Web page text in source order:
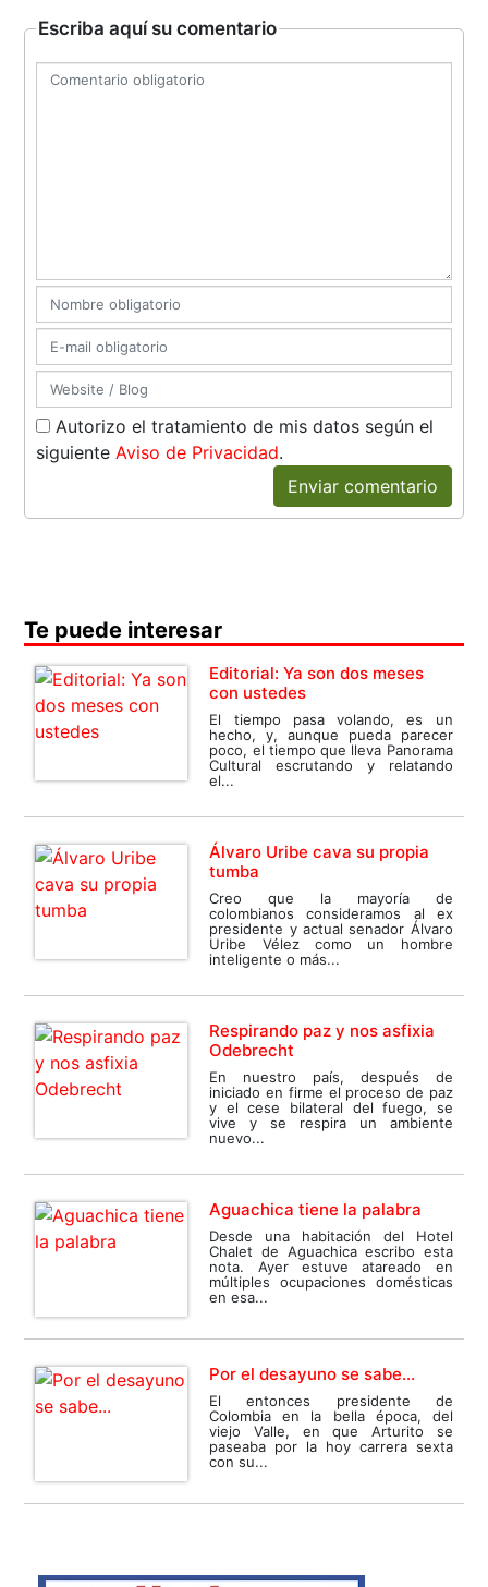
Escriba aquí su comentario
Autorizo el tratamiento de mis datos según el
siguienteAviso de Privacidad.
Enviar comentario
Te puede interesar
Editorial: Ya son dos meses
con ustedes
El tiempo pasa volando, es un
hecho, y, aunque pueda parecer
poco, el tiempo que lleva Panorama
Cultural escrutando y relatando
el...
Álvaro Uribe cava su propia
tumba
Creo que la mayoría de
colombianos consideramos al ex
presidente y actual senador Álvaro
Uribe Vélez como un hombre
inteligente o más...
Respirando paz y nos asfixia
Odebrecht
En nuestro país, después de
iniciado en firme el proceso de paz
y el cese bilateral del fuego, se
vive y se respira un ambiente
nuevo...
Aguachica tiene la palabra
Desde una habitación del Hotel
Chalet de Aguachica escribo esta
nota. Ayer estuve atareado en
múltiples ocupaciones domésticas
en esa...
Por el desayuno se sabe...
El entonces presidente de
Colombia en la bella época, del
viejo Valle, en que Arturito se
paseaba por la hoy carrera sexta
con su...